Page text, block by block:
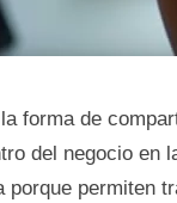
forma de
del negocio en
porque permiten